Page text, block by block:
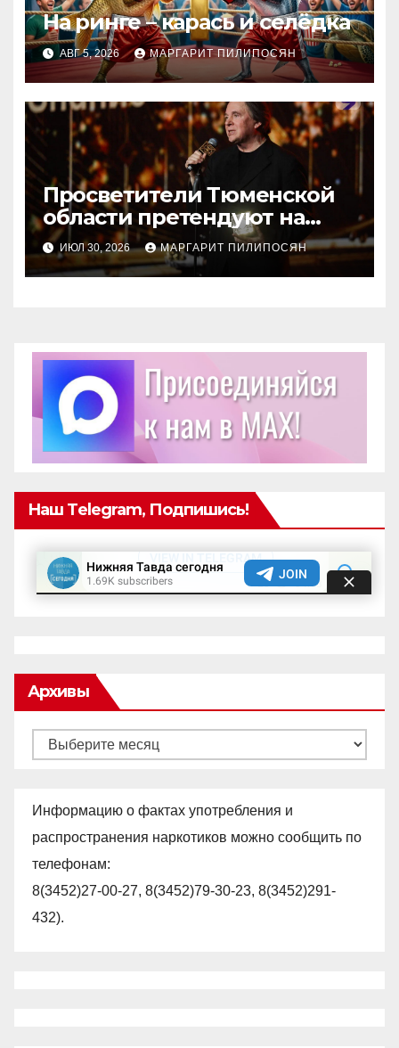
На ринге – карась и селёдка
АВГ 5, 2026 МАРГАРИТ ПИЛИПОСЯН
Просветители Тюменской
области претендуют на
награду Знание.Премия
ИЮЛ 30, 2026 МАРГАРИТ ПИЛИПОСЯН
Наш Telegram, Подпишись!
Архивы
Архивы
Информацию о фактах употребления и
распространения наркотиков можно сообщить по
телефонам:
8(3452)27-00-27, 8(3452)79-30-23, 8(3452)291-
432).